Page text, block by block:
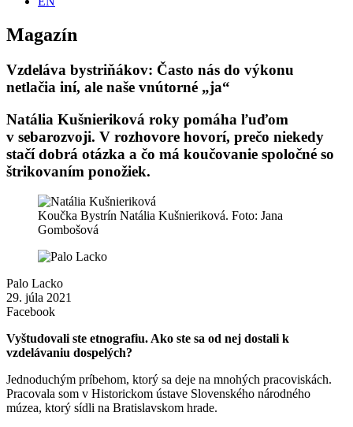
Magazín
Vzdeláva bystriňákov: Často nás do výkonu
netlačia iní, ale naše vnútorné „ja“
Natália Kušnieriková roky pomáha ľuďom
v sebarozvoji. V rozhovore hovorí, prečo niekedy
stačí dobrá otázka a čo má koučovanie spoločné so
štrikovaním ponožiek.
Koučka Bystrín Natália Kušnieriková. Foto: Jana
Gombošová
Palo Lacko
29. júla 2021
Facebook
Vyštudovali ste etnografiu. Ako ste sa od nej dostali k
vzdelávaniu dospelých?
Jednoduchým príbehom, ktorý sa deje na mnohých pracoviskách.
Pracovala som v Historickom ústave Slovenského národného
múzea, ktorý sídli na Bratislavskom hrade.